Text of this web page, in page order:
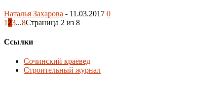
Наталья Захарова - 11.03.2017 0
1 23...8Страница 2 из 8
Ссылки
Сочинский краевед
Строительный журнал